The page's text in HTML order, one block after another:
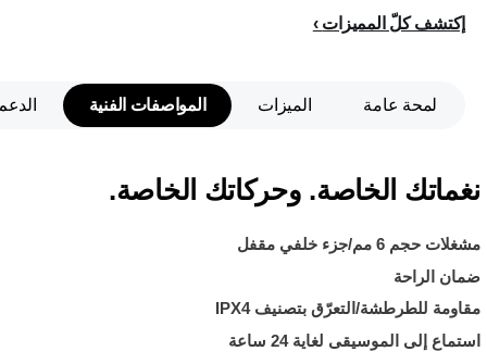
إكتشف كلّ المميزات
لمحة عامة الميزات المواصفات الفنية
نغماتك الخاصة. وحركاتك الخاصة.
مشغلات حجم 6 مم/جزء خلفي مقفل
ضمان الراحة
مقاومة للطرطشة/التعرّق بتصنيف IPX4
استماع إلى الموسيقى لغاية 24 ساعة